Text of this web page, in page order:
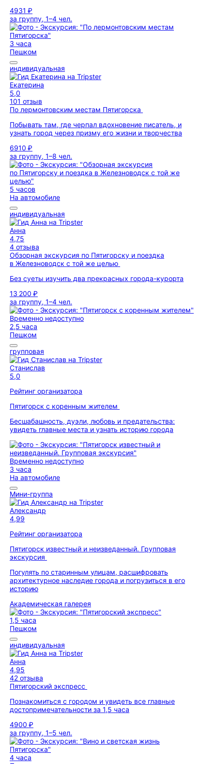
4931 ₽
за группу, 1–4 чел.
3 часа
Пешком
индивидуальная
Екатерина
5,0
101 отзыв
По лермонтовским местам Пятигорска
Побывать там, где черпал вдохновение писатель, и
узнать город через призму его жизни и творчества
6910 ₽
за группу, 1–8 чел.
5 часов
На автомобиле
индивидуальная
Анна
4,75
4 отзыва
Обзорная экскурсия по Пятигорску и поездка
в Железноводск с той же целью
Без суеты изучить два прекрасных города-курорта
13 200 ₽
за группу, 1–4 чел.
Временно недоступно
2,5 часа
Пешком
групповая
Станислав
5,0
Рейтинг организатора
Пятигорск с коренным жителем
Бесшабашность, дуэли, любовь и предательства:
увидеть главные места и узнать историю города
Временно недоступно
3 часа
На автомобиле
Мини-группа
Александр
4,99
Рейтинг организатора
Пятигорск известный и неизведанный. Групповая
экскурсия
Погулять по старинным улицам, расшифровать
архитектурное наследие города и погрузиться в его
историю
Академическая галерея
1,5 часа
Пешком
индивидуальная
Анна
4,95
42 отзыва
Пятигорский экспресс
Познакомиться с городом и увидеть все главные
достопримечательности за 1,5 часа
4900 ₽
за группу, 1–5 чел.
4 часа